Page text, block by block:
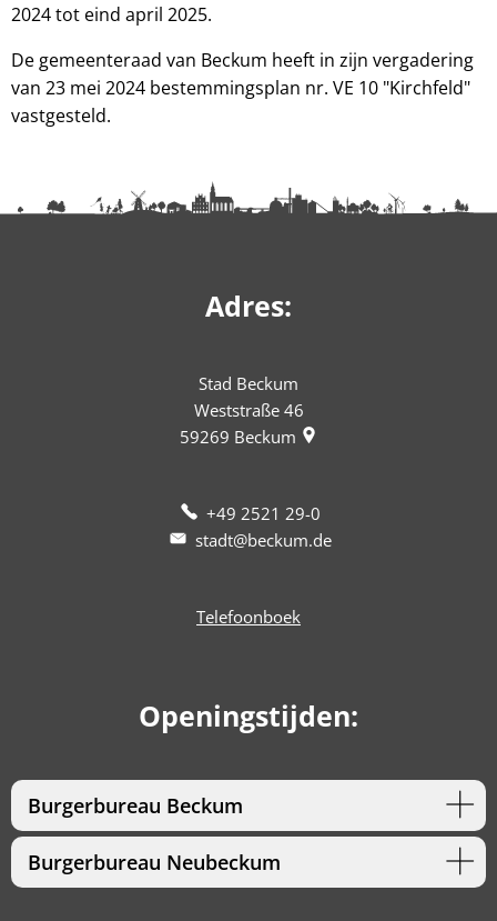
2024 tot eind april 2025.
De gemeenteraad van Beckum heeft in zijn vergadering
van 23 mei 2024 bestemmingsplan nr. VE 10 "Kirchfeld"
vastgesteld.
Adres:
Stad Beckum
Weststraße 46
59269 Beckum
+49 2521 29-0
stadt@beckum.de
Telefoonboek
Openingstijden:
Burgerbureau Beckum
Burgerbureau Neubeckum